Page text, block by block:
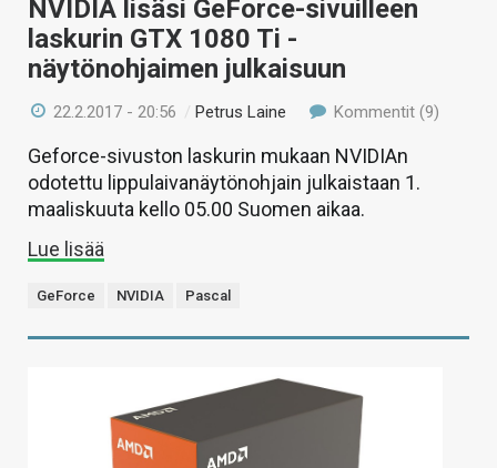
NVIDIA lisäsi GeForce-sivuilleen
laskurin GTX 1080 Ti -
näytönohjaimen julkaisuun
22.2.2017 - 20:56 / Petrus Laine Kommentit (9)
Geforce-sivuston laskurin mukaan NVIDIAn
odotettu lippulaivanäytönohjain julkaistaan 1.
maaliskuuta kello 05.00 Suomen aikaa.
Lue lisää
GeForce NVIDIA Pascal